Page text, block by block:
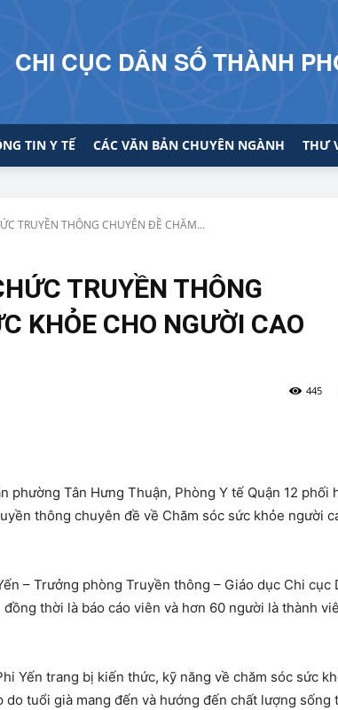
CHI CỤC DÂN SỐ THÀNH
TIN Y TẾ CÁC VĂN BẢN CHUYÊN NGÀNH THƯ
TRUYỀN THÔNG CHUYÊN ĐỀ CHĂM...
TRUYỀN THÔNG
KHỎE CHO NGƯỜI CAO
445
phường Tân Hưng Thuận, Phòng Y tế Quận 12 phối
thông chuyên đề về Chăm sóc sức khỏe người
– Trưởng phòng Truyền thông – Giáo dục Chi cục
thời là báo cáo viên và hơn 60 người là thành
Yến trang bị kiến thức, kỹ năng về chăm sóc sức
tuổi già mang đến và hướng đến chất lượng sống